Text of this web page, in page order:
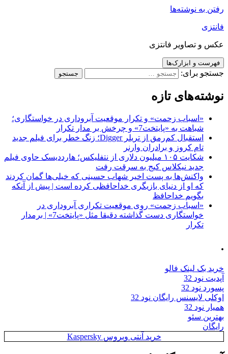
رفتن به نوشته‌ها
فانتزی
عکس و تصاویر فانتزی
فهرست و ابزارک‌ها
جستجو برای:
نوشته‌های تازه
«اسباب زحمت» و تکرار موقعیت آبروداری در خواستگاری؛
شباهت به «پایتخت7» و چرخش بر مدار تکرار
استقبال کم‌رمق از تریلر Digger؛ زنگ خطر برای فیلم جدید
تام کروز و برادران وارنر
شکایت ۱۰۵ میلیون دلاری از نتفلیکس؛ هارددیسک حاوی فیلم
جدید نیکلاس کیج به سرقت رفت
واکنش‌ها به پست اخیر شهاب حسینی که خیلی‌ها گمان کردند
که او از دنیای بازیگری خداحافظی کرده است | پیش از آنکه
بگویم خداحافظ
«اسباب زحمت» روی موقعیت تکراری آبروداری در
خواستگاری دست گذاشته دقیقا مثل «پایتخت7» | برمدار
تکرار
.
خرید بک لینک فالو
آپدیت نود 32
پسورد نود 32
اوکلی لایسنس رایگان نود 32
همیار نود 32
بهترین سئو
رایگان
خرید آنتی ویروس Kaspersky